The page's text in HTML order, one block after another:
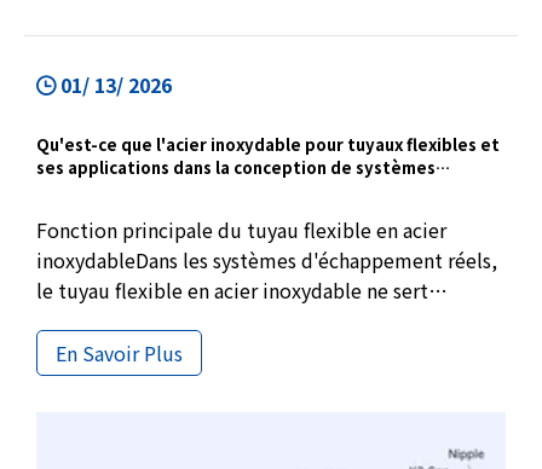
01/ 13/ 2026
Qu'est-ce que l'acier inoxydable pour tuyaux flexibles et
ses applications dans la conception de systèmes
Fonction principale du tuyau flexible en acier
inoxydableDans les systèmes d'échappement réels,
le tuyau flexible en acier inoxydable ne sert
d'échappement, mais est utilisé pour résoudre un
problème existant de longue date mais souvent
En Savoir Plus